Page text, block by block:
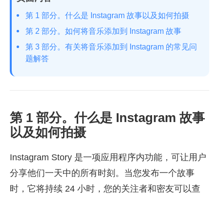
第 1 部分。什么是 Instagram 故事以及如何拍摄
第 2 部分。如何将音乐添加到 Instagram 故事
第 3 部分。有关将音乐添加到 Instagram 的常见问
题解答
第 1 部分。什么是 Instagram 故事
以及如何拍摄
Instagram Story 是一项应用程序内功能，可让用户
分享他们一天中的所有时刻。当您发布一个故事
时，它将持续 24 小时，您的关注者和密友可以查